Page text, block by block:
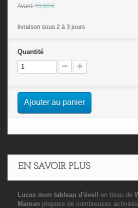
Avant10,00 €
livraison sous 2 à 3 jours
Quantité
Ajouter au panier
EN SAVOIR PLUS
Lucas mon tableau d'éveil en tissu de
Maman propose de nombreuses